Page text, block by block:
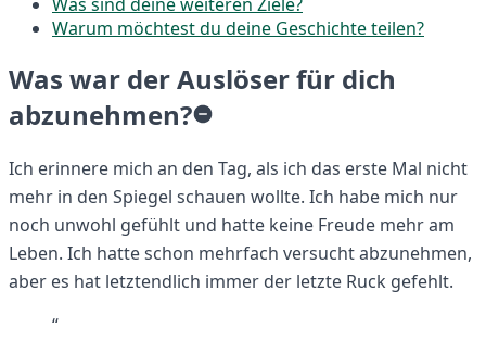
Warum möchtest du deine Geschichte teilen?
Was war der Auslöser für dich
abzunehmen?
Ich erinnere mich an den Tag, als ich das erste Mal nicht
mehr in den Spiegel schauen wollte. Ich habe mich nur
noch unwohl gefühlt und hatte keine Freude mehr am
Leben. Ich hatte schon mehrfach versucht abzunehmen,
aber es hat letztendlich immer der letzte Ruck gefehlt.
“